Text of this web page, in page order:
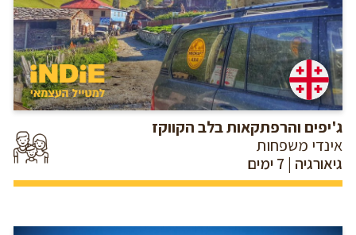
ג'יפים והרפתקאות בלב הקווקז
אינדי משפחות
גיאורגיה | 7 ימים